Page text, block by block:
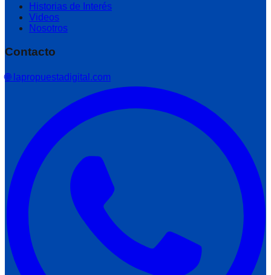
Historias de Interés
Videos
Nosotros
Contacto
🌐 lapropuestadigital.com